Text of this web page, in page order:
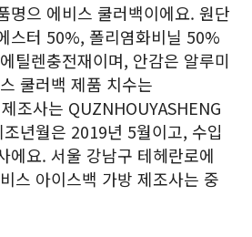
명으 에비스 쿨러백이에요. 원단
스터 50%, 폴리염화비닐 50%
틸렌충전재이며, 안감은 알루미
쿨러백 제품 치수는
조사는 QUZNHOUYASHENG
년월은 2019년 5월이고, 수입
에요. 서울 강남구 테헤란로에
스 아이스백 가방 제조사는 중